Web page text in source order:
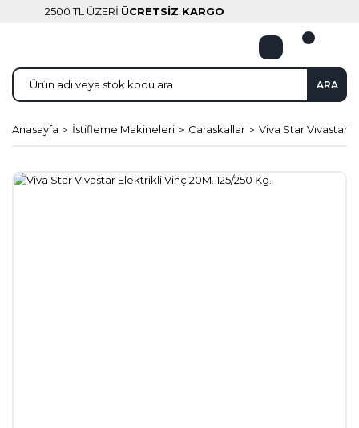
2500 TL ÜZERİ ÜCRETSİZ KARGO
ARA
Anasayfa İstifleme Makineleri Caraskallar Viva Star Vıvastar